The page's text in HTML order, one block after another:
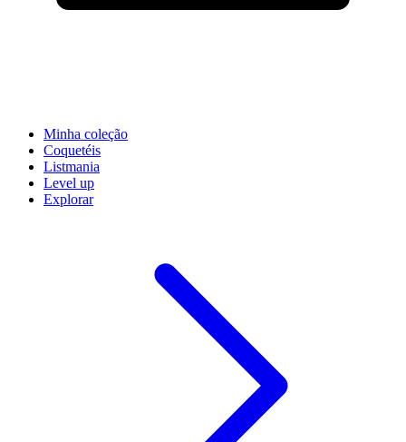
Minha coleção
Coquetéis
Listmania
Level up
Explorar